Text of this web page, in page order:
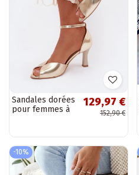
Sandales dorées
pour femmes à
129,97 €
152,90 €
-10%